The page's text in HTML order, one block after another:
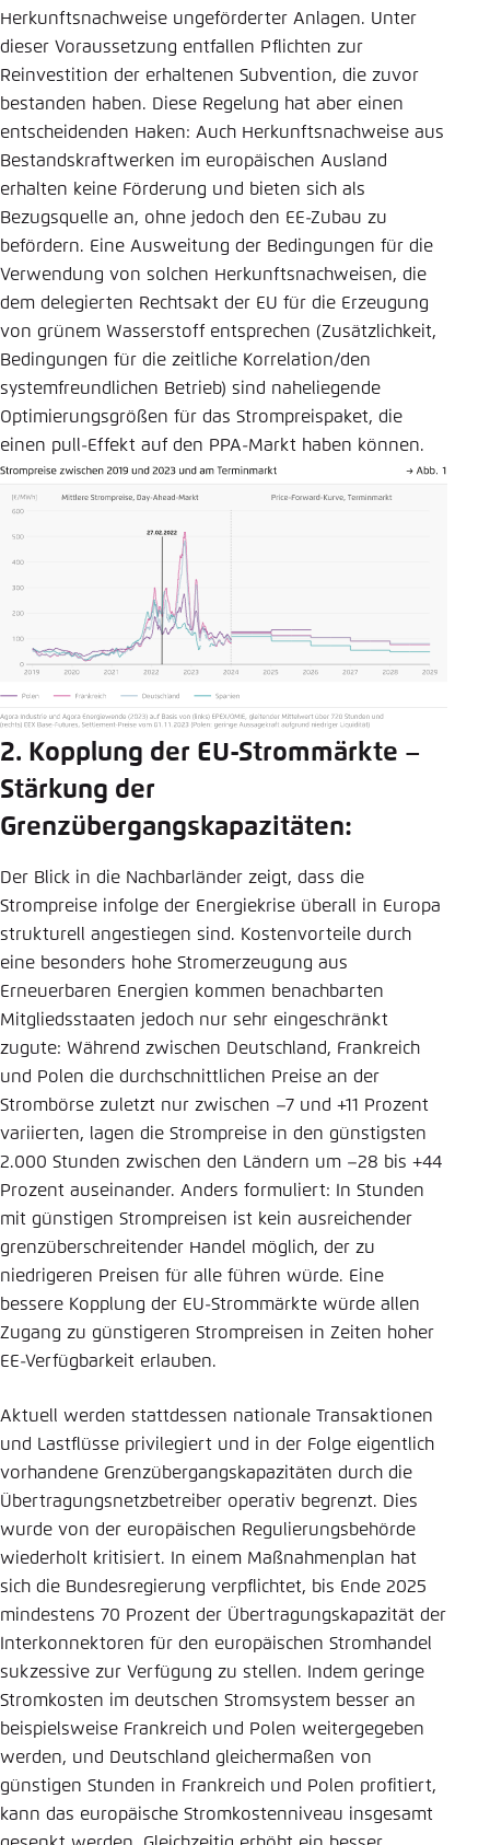
Herkunftsnachweise ungeförderter Anlagen. Unter
dieser Voraussetzung entfallen Pflichten zur
Reinvestition der erhaltenen Subvention, die zuvor
bestanden haben. Diese Regelung hat aber einen
entscheidenden Haken: Auch Herkunftsnachweise aus
Bestandskraftwerken im europäischen Ausland
erhalten keine Förderung und bieten sich als
Bezugsquelle an, ohne jedoch den EE-Zubau zu
befördern. Eine Ausweitung der Bedingungen für die
Verwendung von solchen Herkunftsnachweisen, die
dem delegierten Rechtsakt der EU für die Erzeugung
von grünem Wasserstoff entsprechen (Zusätzlichkeit,
Bedingungen für die zeitliche Korrelation/den
systemfreundlichen Betrieb) sind naheliegende
Optimierungsgrößen für das Strompreispaket, die
einen pull-Effekt auf den PPA-Markt haben können.
2. Kopplung der EU-Strommärkte –
Stärkung der
Grenzübergangskapazitäten:
Der Blick in die Nachbarländer zeigt, dass die
Strompreise infolge der Energiekrise überall in Europa
strukturell angestiegen sind. Kostenvorteile durch
eine besonders hohe Stromerzeugung aus
Erneuerbaren Energien kommen benachbarten
Mitgliedsstaaten jedoch nur sehr eingeschränkt
zugute: Während zwischen Deutschland, Frankreich
und Polen die durchschnittlichen Preise an der
Strombörse zuletzt nur zwischen –7 und +11 Prozent
variierten, lagen die Strompreise in den günstigsten
2.000 Stunden zwischen den Ländern um –28 bis +44
Prozent auseinander. Anders formuliert: In Stunden
mit günstigen Strompreisen ist kein ausreichender
grenzüberschreitender Handel möglich, der zu
niedrigeren Preisen für alle führen würde. Eine
bessere Kopplung der EU-Strommärkte würde allen
Zugang zu günstigeren Strompreisen in Zeiten hoher
EE-Verfügbarkeit erlauben.
Aktuell werden stattdessen nationale Transaktionen
und Lastflüsse privilegiert und in der Folge eigentlich
vorhandene Grenzübergangskapazitäten durch die
Übertragungsnetzbetreiber operativ begrenzt. Dies
wurde von der europäischen Regulierungsbehörde
wiederholt kritisiert. In einem Maßnahmenplan hat
sich die Bundesregierung verpflichtet, bis Ende 2025
mindestens 70 Prozent der Übertragungskapazität der
Interkonnektoren für den europäischen Stromhandel
sukzessive zur Verfügung zu stellen. Indem geringe
Stromkosten im deutschen Stromsystem besser an
beispielsweise Frankreich und Polen weitergegeben
werden, und Deutschland gleichermaßen von
günstigen Stunden in Frankreich und Polen profitiert,
kann das europäische Stromkostenniveau insgesamt